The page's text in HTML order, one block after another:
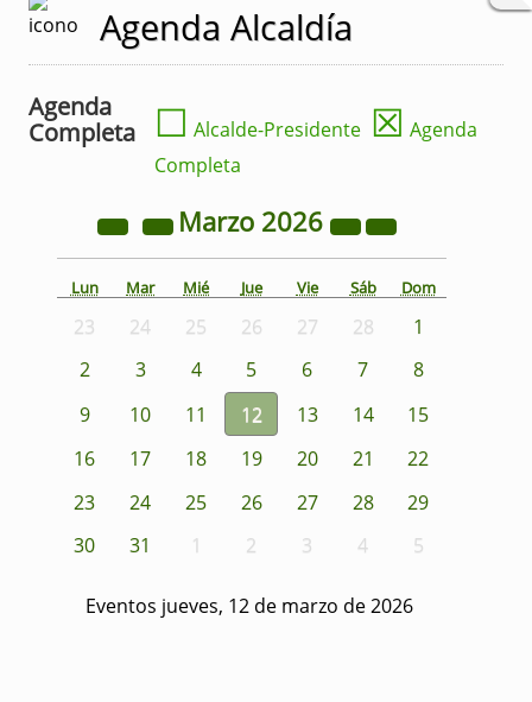
Agenda Alcaldía
Agenda
Completa
☐ Alcalde-Presidente ☒ Agenda
Completa
Marzo 2026
Lun Mar Mié Jue Vie Sáb Dom
23 24 25 26 27 28
1
2
3 4 5 6 7
8
9
10 11 12 13 14
15
16
17 18 19 20 21
22
23
24 25 26 27 28
29
30
31 1 2 3 4 5
Eventos jueves, 12 de marzo de 2026